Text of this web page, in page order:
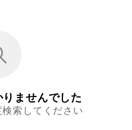
ませんでした
索してください